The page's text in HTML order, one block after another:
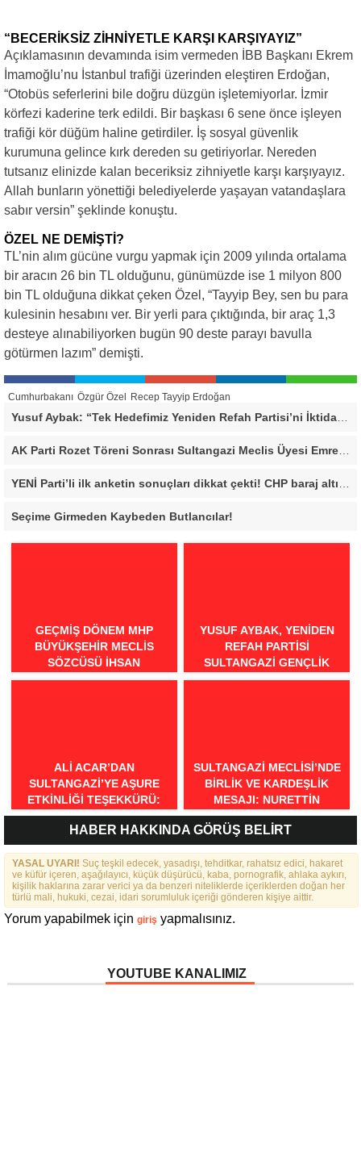
“BECERİKSİZ ZİHNİYETLE KARŞI KARŞIYAYIZ”
Açıklamasının devamında isim vermeden İBB Başkanı Ekrem
İmamoğlu’nu İstanbul trafiği üzerinden eleştiren Erdoğan,
“Otobüs seferlerini bile doğru düzgün işletemiyorlar. İzmir
körfezi kaderine terk edildi. Bir başkası 6 sene önce işleyen
trafiği kör düğüm haline getirdiler. İş sosyal güvenlik
kurumuna gelince kırk dereden su getiriyorlar. Nereden
tutsanız elinizde kalan beceriksiz zihniyetle karşı karşıyayız.
Allah bunların yönettiği belediyelerde yaşayan vatandaşlara
sabır versin” şeklinde konuştu.
ÖZEL NE DEMİŞTİ?
TL’nin alım gücüne vurgu yapmak için 2009 yılında ortalama
bir aracın 26 bin TL olduğunu, günümüzde ise 1 milyon 800
bin TL olduğuna dikkat çeken Özel, “Tayyip Bey, sen bu para
kulesinin hesabını ver. Bir yerli para çıktığında, bir araç 1,3
desteye alınabiliyorken bugün 90 deste parayı bavulla
götürmen lazım” demişti.
Cumhurbakanı Özgür Özel Recep Tayyip Erdoğan
Yusuf Aybak: “Tek Hedefimiz Yeniden Refah Partisi’ni İktidara Taşımak”
AK Parti Rozet Töreni Sonrası Sultangazi Meclis Üyesi Emrecan Durmuş’tan Sert Mesaj: “Biz Gücümüzü Makamlardan Değil, Halktan Alıyoruz”
Seçime Girmeden Kaybeden Butlancılar!
GEÇMİŞ DÖNEM MHP
BÜYÜKŞEHİR MECLİS
SÖZCÜSÜ İHSAN
BİLGİLİ’DEN BURSA İÇİN
YUSUF AYBAK, YENIDEN
REFAH PARTISI
SULTANGAZI GENÇLIK
KOLLARI BAŞKANI OLDU
ALI ACAR’DAN
SULTANGAZI’YE AŞURE
ETKINLIĞI TEŞEKKÜRÜ:
“BIRLIKTE GÜÇLÜYÜZ,
BIRLIKTE DAHA GÜZELIZ”
SULTANGAZI MECLISI’NDE
BIRLIK VE KARDEŞLIK
MESAJI: NURETTIN
NARIN’DEN RAHMI KOÇ’UN
SÖZLERINE TEPKI
HABER HAKKINDA GÖRÜŞ BELİRT
YASAL UYARI! Suç teşkil edecek, yasadışı, tehditkar, rahatsız edici, hakaret
ve küfür içeren, aşağılayıcı, küçük düşürücü, kaba, pornografik, ahlaka aykırı,
kişilik haklarına zarar verici ya da benzeri niteliklerde içeriklerden doğan her
türlü mali, hukuki, cezai, idari sorumluluk içeriği gönderen kişiye aittir.
Yorum yapabilmek için giriş yapmalısınız.
YOUTUBE KANALIMIZ